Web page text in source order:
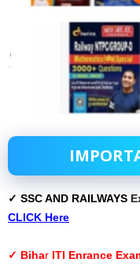
✓ SSC AND RAILWAYS
CLICK Here
✓ Bihar ITI Enrance